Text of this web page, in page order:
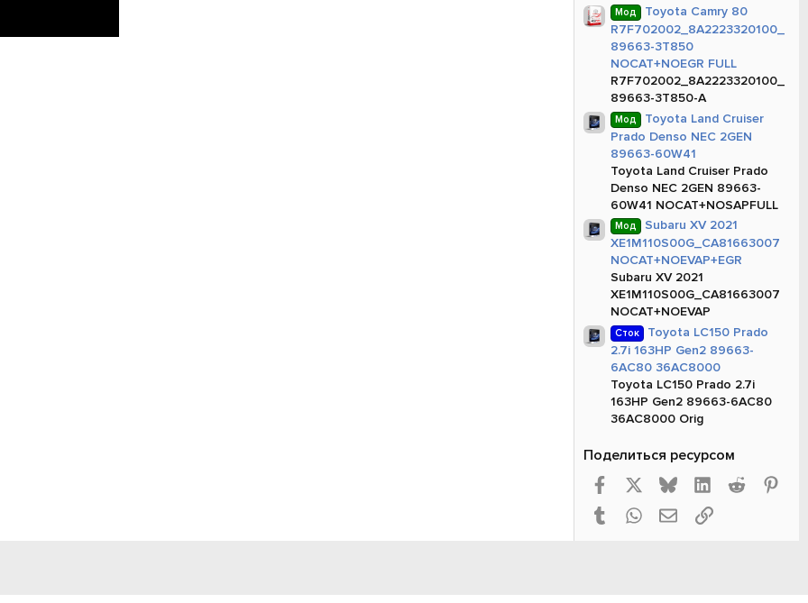
Мод
Toyota Camry 80
R7F702002_8A2223320100_
89663-3T850
NOCAT+NOEGR FULL
R7F702002_8A2223320100_
89663-3T850-A
Мод
Toyota Land Cruiser
Prado Denso NEC 2GEN
89663-60W41
Toyota Land Cruiser Prado
Denso NEC 2GEN 89663-
60W41 NOCAT+NOSAPFULL
Мод
Subaru XV 2021
XE1M110S00G_CA81663007
NOCAT+NOEVAP+EGR
Subaru XV 2021
XE1M110S00G_CA81663007
NOCAT+NOEVAP
Сток
Toyota LC150 Prado
2.7i 163HP Gen2 89663-
6AC80 36AC8000
Toyota LC150 Prado 2.7i
163HP Gen2 89663-6AC80
36AC8000 Orig
Поделиться ресурсом
Facebook BlueskyLinkedInReddit
TumblrWhatsAppЭлектронная почта
Ссылка